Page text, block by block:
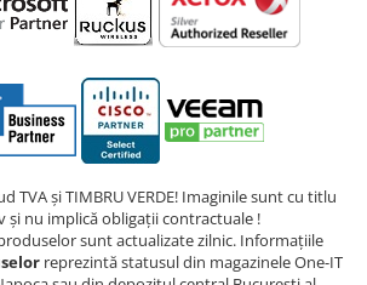
TVA și TIMBRU VERDE! Imaginile sunt cu titlu
și nu implică obligații contractuale !
sunt actualizate zilnic. Informațiile
reprezintă statusul din magazinele One-IT